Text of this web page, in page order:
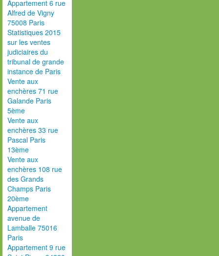
Appartement 6 rue
Alfred de Vigny
75008 Paris
Statistiques 2015
sur les ventes
judiciaires du
tribunal de grande
instance de Paris
Vente aux
enchères 71 rue
Galande Paris
5ème
Vente aux
enchères 33 rue
Pascal Paris
13ème
Vente aux
enchères 108 rue
des Grands
Champs Paris
20ème
Appartement
avenue de
Lamballe 75016
Paris
Appartement 9 rue